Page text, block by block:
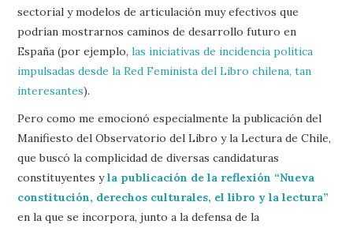
sectorial y modelos de articulación muy efectivos que
podrían mostrarnos caminos de desarrollo futuro en
España (por ejemplo,las iniciativas de incidencia política
impulsadas desde la Red Feminista del Libro chilena, tan
interesantes).
Pero como me emocionó especialmente la publicación del
Manifiesto del Observatorio del Libro y la Lectura de Chile,
que buscó la complicidad de diversas candidaturas
constituyentes yla publicación de la reflexión “Nueva
constitución, derechos culturales, el libro y la lectura”
en la que se incorpora, junto a la defensa de la